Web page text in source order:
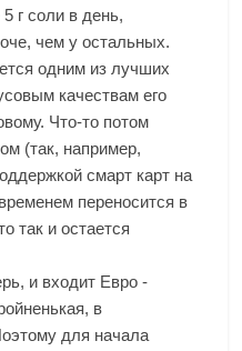
г соли в день,
чем у остальных.
одним из лучших
качествам его
Что-то потом
(так, например,
смарт карт на
переносится в
так и остается
и входит Евро -
в
для начала